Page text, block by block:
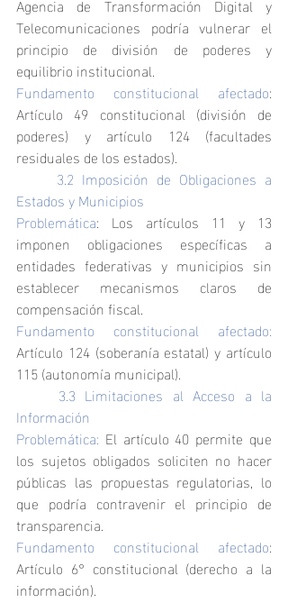
Telecomunicaciones podría vulnerar el
principio de división de poderes y
equilibrio institucional.
Fundamento constitucional afectado:
Artículo 49 constitucional (división de
poderes) y artículo 124 (facultades
residuales de los estados).
Estados y Municipios
Problemática: Los artículos 11 y 13
imponen obligaciones específicas a
entidades federativas y municipios sin
establecer mecanismos claros de
compensación fiscal.
Fundamento constitucional afectado:
Artículo 124 (soberanía estatal) y artículo
115 (autonomía municipal).
Información
Problemática: El artículo 40 permite que
los sujetos obligados soliciten no hacer
públicas las propuestas regulatorias, lo
que podría contravenir el principio de
transparencia.
Fundamento constitucional afectado:
Artículo 6° constitucional (derecho a la
información).